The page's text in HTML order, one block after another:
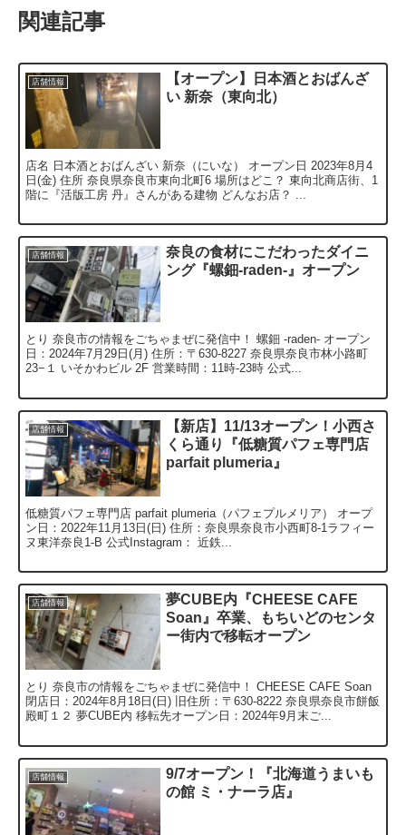
関連記事
店舗情報
【オープン】日本酒とおばんざ
い 新奈（東向北）
店名 日本酒とおばんざい 新奈（にいな） オープン日 2023年8月4
日(金) 住所 奈良県奈良市東向北町6 場所はどこ？ 東向北商店街、1
階に『活版工房 丹』さんがある建物 どんなお店？ ...
店舗情報
奈良の食材にこだわったダイニ
ング『螺鈿-raden-』オープン
とり 奈良市の情報をごちゃまぜに発信中！ 螺鈿 -raden- オープン
日：2024年7月29日(月) 住所：〒630-8227 奈良県奈良市林小路町
23−１ いそかわビル 2F 営業時間：11時-23時 公式...
店舗情報
【新店】11/13オープン！小西さ
くら通り『低糖質パフェ専門店
parfait plumeria』
低糖質パフェ専門店 parfait plumeria（パフェプルメリア） オープ
ン日：2022年11月13日(日) 住所：奈良県奈良市小西町8-1ラフィー
ヌ東洋奈良1-B 公式Instagram： 近鉄...
店舗情報
夢CUBE内『CHEESE CAFE
Soan』卒業、もちいどのセンタ
ー街内で移転オープン
とり 奈良市の情報をごちゃまぜに発信中！ CHEESE CAFE Soan
閉店日：2024年8月18日(日) 旧住所：〒630-8222 奈良県奈良市餅飯
殿町１２ 夢CUBE内 移転先オープン日：2024年9月末ご...
店舗情報
9/7オープン！『北海道うまいも
の館 ミ・ナーラ店』